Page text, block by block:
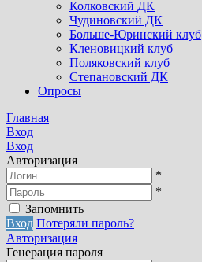
Колковский ДК
Чудиновский ДК
Больше-Юринский клуб
Кленовицкий клуб
Поляковский клуб
Степановский ДК
Опросы
Главная
Вход
Вход
Авторизация
*
*
Запомнить
Вход Потеряли пароль?
Авторизация
Генерация пароля